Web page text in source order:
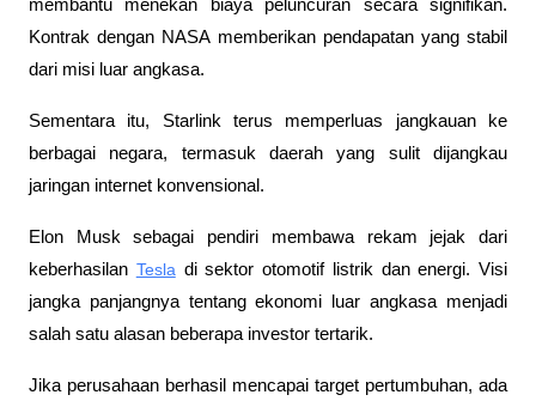
membantu menekan biaya peluncuran secara signifikan.
Kontrak dengan NASA memberikan pendapatan yang stabil
dari misi luar angkasa.
Sementara itu, Starlink terus memperluas jangkauan ke
berbagai negara, termasuk daerah yang sulit dijangkau
jaringan internet konvensional.
Elon Musk sebagai pendiri membawa rekam jejak dari
keberhasilan Tesla di sektor otomotif listrik dan energi. Visi
jangka panjangnya tentang ekonomi luar angkasa menjadi
salah satu alasan beberapa investor tertarik.
Jika perusahaan berhasil mencapai target pertumbuhan, ada